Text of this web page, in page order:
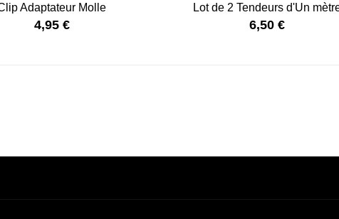
Adaptateur Molle
4,95 €
Lot de 2 Tendeurs d'Un
6,50 €